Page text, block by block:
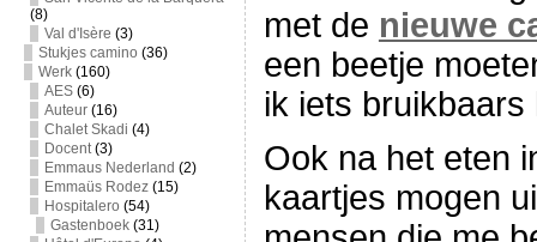
(8)
Val d'Isère (3)
Stukjes camino (36)
Werk(160)
AES(6)
Auteur(16)
Chalet Skadi (4)
Docent(3)
Emmaus Nederland (2)
Emmaüs Rodez(15)
Hospitalero (54)
Gastenboek(31)
met de nieuwe
een beetje
ik iets
Ook na het eten
kaartjes mogen